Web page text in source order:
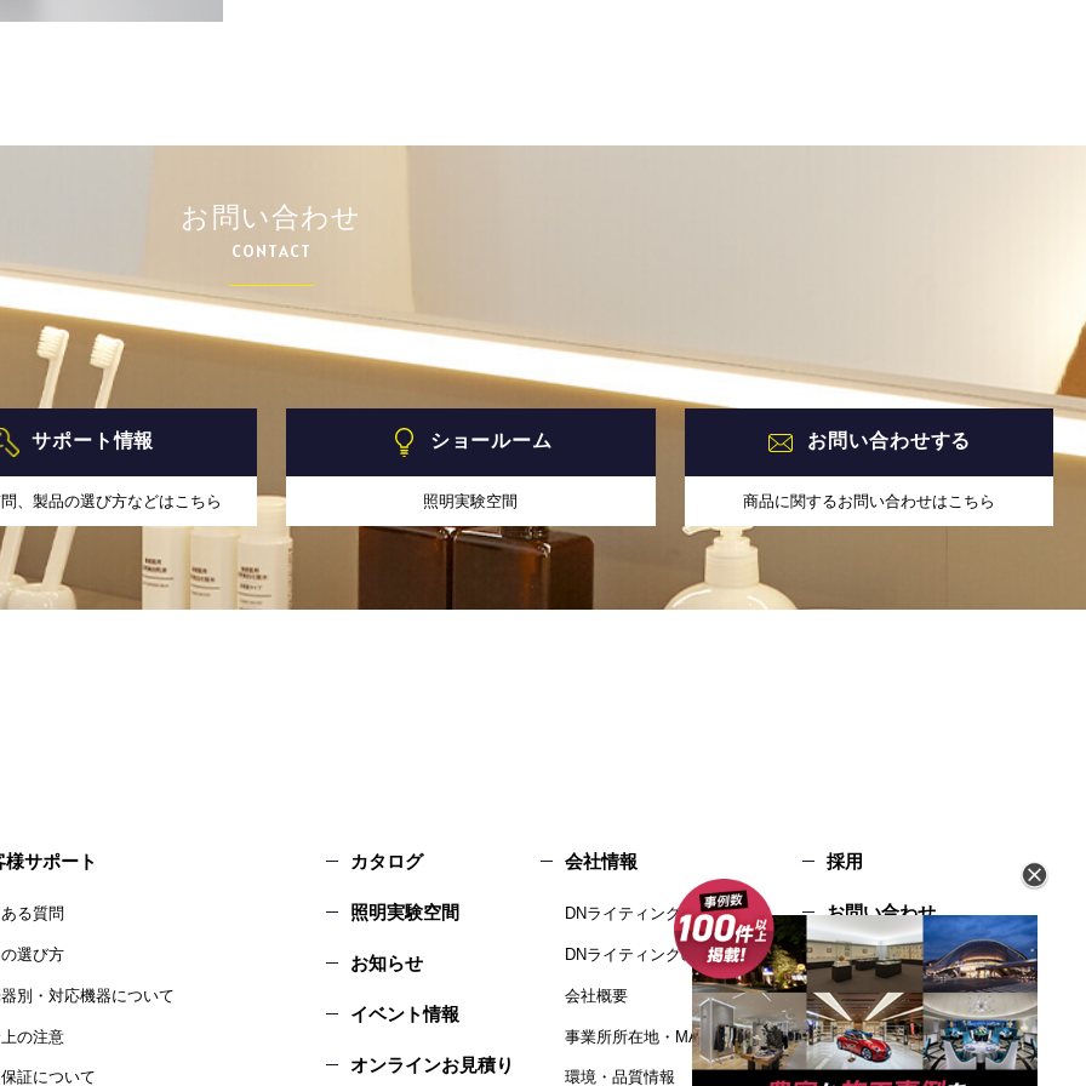
お問い合わせ
CONTACT
サポート情報
、製品の選び方などはこちら
ショールーム
照明実験空間
お問い合わせする
商品に関するお問い合わせはこちら
様サポート
る質問
選び方
別・対応機器について
の注意
証について
カタログ
照明実験空間
お知らせ
イベント情報
オンラインお見積り
会社情報
DNライティングについて
DNライティングのものづくり
会社概要
事業所所在地・MAP
環境・品質情報
採用
お問い合わせ
環境・品質情報
個人情報保護方針
サイトマップ